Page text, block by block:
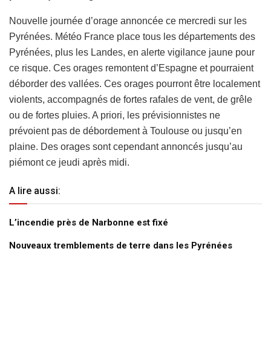
Nouvelle journée d’orage annoncée ce mercredi sur les
Pyrénées. Météo France place tous les départements des
Pyrénées, plus les Landes, en alerte vigilance jaune pour
ce risque. Ces orages remontent d’Espagne et pourraient
déborder des vallées. Ces orages pourront être localement
violents, accompagnés de fortes rafales de vent, de grêle
ou de fortes pluies. A priori, les prévisionnistes ne
prévoient pas de débordement à Toulouse ou jusqu’en
plaine. Des orages sont cependant annoncés jusqu’au
piémont ce jeudi après midi.
A lire aussi:
L’incendie près de Narbonne est fixé
Nouveaux tremblements de terre dans les Pyrénées